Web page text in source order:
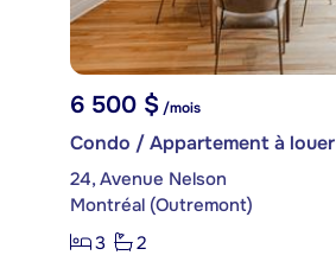
6 500 $ /mois
Condo / Appartement à louer
24, Avenue Nelson
Montréal (Outremont)
3
2